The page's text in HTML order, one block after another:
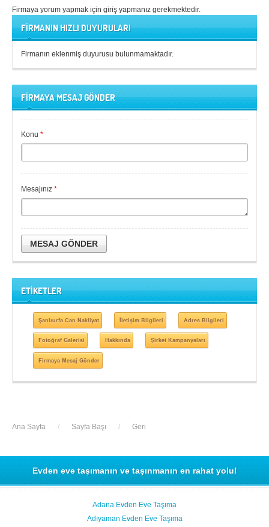
Firmaya yorum yapmak için giriş yapmanız gerekmektedir.
FİRMANIN HIZLI DUYURULARI
Firmanın eklenmiş duyurusu bulunmamaktadır.
FİRMAYA MESAJ GÖNDER
Konu *
Mesajınız *
MESAJ GÖNDER
ETİKETLER
Şanlıurfa Can Nakliyat İletişim Bilgileri Adres Bilgileri
Fotoğraf Galerisi Hakkında Şirket Kampanyaları
Firmaya Mesaj Gönder
Ana Sayfa / Sayfa Başı / Geri
Evden eve taşımanın ve taşınmanın en rahat yolu!
Adana Evden Eve Taşıma
Adıyaman Evden Eve Taşıma